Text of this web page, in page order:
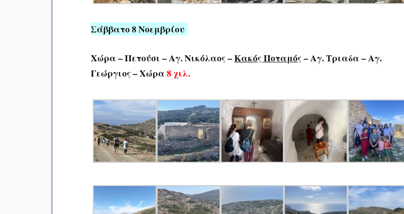
Σάββατο 8 Νοεμβρίου
Χώρα – Πετούσι – Αγ. Νικόλαος –Κακός Ποταμός– Αγ. Τριαδα – Αγ.
Γεώργιος – Χώρα8 χιλ.